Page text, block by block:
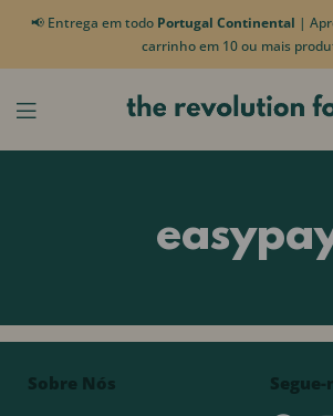
📢 Entrega em todo Portugal Continental |
carrinho em 10 ou mais
Sobre Nós Segue-